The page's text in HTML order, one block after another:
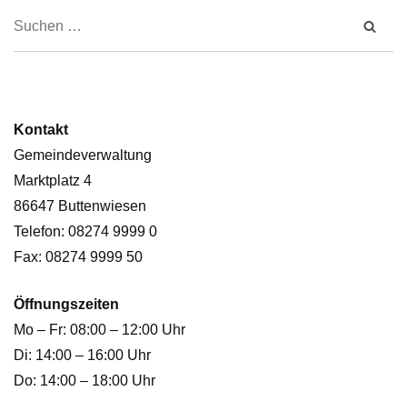
Kontakt
Gemeindeverwaltung
Marktplatz 4
86647 Buttenwiesen
Telefon: 08274 9999 0
Fax: 08274 9999 50
Öffnungszeiten
Mo – Fr: 08:00 – 12:00 Uhr
Di: 14:00 – 16:00 Uhr
Do: 14:00 – 18:00 Uhr